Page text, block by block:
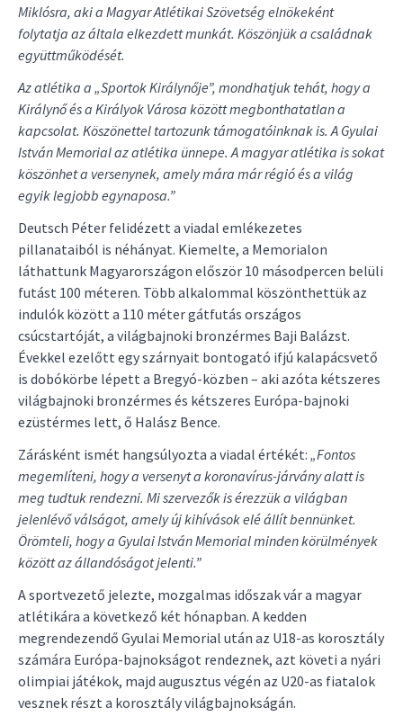
Miklósra, aki a Magyar Atlétikai Szövetség elnökeként
folytatja az általa elkezdett munkát. Köszönjük a családnak
együttműködését.
Az atlétika a „Sportok Királynője”, mondhatjuk tehát, hogy a
Királynő és a Királyok Városa között megbonthatatlan a
kapcsolat. Köszönettel tartozunk támogatóinknak is. A Gyulai
István Memorial az atlétika ünnepe. A magyar atlétika is sokat
köszönhet a versenynek, amely mára már régió és a világ
egyik legjobb egynaposa.”
Deutsch Péter felidézett a viadal emlékezetes
pillanataiból is néhányat. Kiemelte, a Memorialon
láthattunk Magyarországon először 10 másodpercen belüli
futást 100 méteren. Több alkalommal köszönthettük az
indulók között a 110 méter gátfutás országos
csúcstartóját, a világbajnoki bronzérmes Baji Balázst.
Évekkel ezelőtt egy szárnyait bontogató ifjú kalapácsvető
is dobókörbe lépett a Bregyó-közben – aki azóta kétszeres
világbajnoki bronzérmes és kétszeres Európa-bajnoki
ezüstérmes lett, ő Halász Bence.
Zárásként ismét hangsúlyozta a viadal értékét: „Fontos
megemlíteni, hogy a versenyt a koronavírus-járvány alatt is
meg tudtuk rendezni. Mi szervezők is érezzük a világban
jelenlévő válságot, amely új kihívások elé állít bennünket.
Örömteli, hogy a Gyulai István Memorial minden körülmények
között az állandóságot jelenti.”
A sportvezető jelezte, mozgalmas időszak vár a magyar
atlétikára a következő két hónapban. A kedden
megrendezendő Gyulai Memorial után az U18-as korosztály
számára Európa-bajnokságot rendeznek, azt követi a nyári
olimpiai játékok, majd augusztus végén az U20-as fiatalok
vesznek részt a korosztály világbajnokságán.